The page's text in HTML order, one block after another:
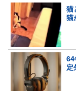
猫
猫
64
定